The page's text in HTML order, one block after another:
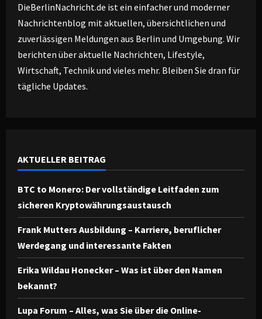
DieBerlinNachricht.de ist ein einfacher und moderner
Nachrichtenblog mit aktuellen, übersichtlichen und
zuverlässigen Meldungen aus Berlin und Umgebung. Wir
berichten über aktuelle Nachrichten, Lifestyle,
Wirtschaft, Technik und vieles mehr. Bleiben Sie dran für
tägliche Updates.
AKTUELLER BEITRAG
BTC to Monero: Der vollständige Leitfaden zum
sicheren Kryptowährungsaustausch
Frank Mutters Ausbildung – Karriere, beruflicher
Werdegang und interessante Fakten
Erika Wildau Honecker – Was ist über den Namen
bekannt?
Lupa Forum – Alles, was Sie über die Online-